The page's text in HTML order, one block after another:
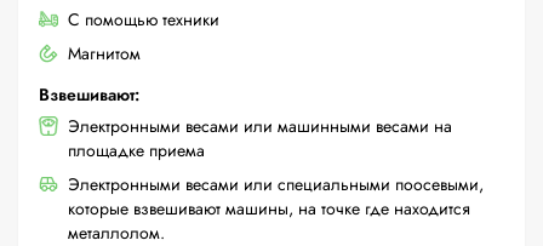
С помощью техники
Магнитом
Взвешивают:
Электронными весами или машинными весами на
площадке приема
Электронными весами или специальными поосевыми,
которые взвешивают машины, на точке где находится
металлолом.